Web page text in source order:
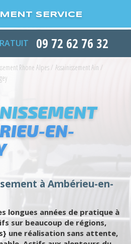
SERVICE
09 72 62 76 32
Rhone Alpes / Assainissement Ain /
EN-
à Ambérieu-en-
longues années de pratique à
sur beaucoup de régions,
une réalisation sans attente,